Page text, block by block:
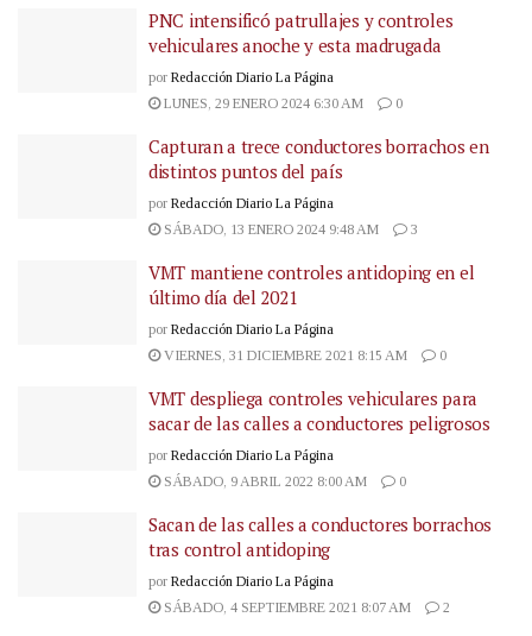
PNC intensificó patrullajes y controles
vehiculares anoche y esta madrugada
por Redacción Diario La Página
LUNES, 29 ENERO 2024 6:30 AM
0
Capturan a trece conductores borrachos en
distintos puntos del país
por Redacción Diario La Página
SÁBADO, 13 ENERO 2024 9:48 AM
3
VMT mantiene controles antidoping en el
último día del 2021
por Redacción Diario La Página
VIERNES, 31 DICIEMBRE 2021 8:15 AM
0
VMT despliega controles vehiculares para
sacar de las calles a conductores peligrosos
por Redacción Diario La Página
SÁBADO, 9 ABRIL 2022 8:00 AM
0
Sacan de las calles a conductores borrachos
tras control antidoping
por Redacción Diario La Página
SÁBADO, 4 SEPTIEMBRE 2021 8:07 AM
2